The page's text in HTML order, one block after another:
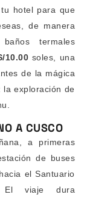
hotel para que
de manera
termales
10.00 soles, una
de la mágica
exploración de
A CUSCO
a primeras
de buses
el Santuario
El viaje dura